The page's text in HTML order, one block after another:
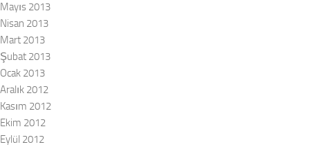
Mayıs 2013
Nisan 2013
Mart 2013
Şubat 2013
Ocak 2013
Aralık 2012
Kasım 2012
Ekim 2012
Eylül 2012